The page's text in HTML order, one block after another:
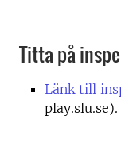
Titta på
Länk till
play.slu.se).